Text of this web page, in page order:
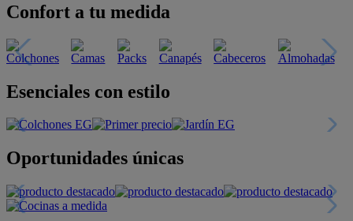
Confort a tu medida
Esenciales con estilo
Oportunidades únicas